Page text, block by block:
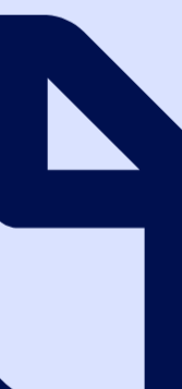
школа закупок»
программы,
года. Наши курсы
но и отработать
Выпускники школы
для
важно для обеих
— это
условия. Для